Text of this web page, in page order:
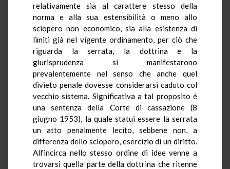
relativamente sia al carattere stesso della
norma e alla sua estensibilità o meno allo
sciopero non economico, sia alla esistenza di
limiti già nel vigente ordinamento, per ciò che
riguarda la serrata, la dottrina e la
giurisprudenza si manifestarono
prevalentemente nel senso che anche quel
divieto penale dovesse considerarsi caduto col
vecchio sistema. Significativa a tal proposito é
una sentenza della Corte di cassazione (8
giugno 1953), la quale statuì essere la serrata
un atto penalmente lecito, sebbene non, a
differenza dello sciopero, esercizio di un diritto.
All'incirca nello stesso ordine di idee venne a
trovarsi quella parte della dottrina che ritenne